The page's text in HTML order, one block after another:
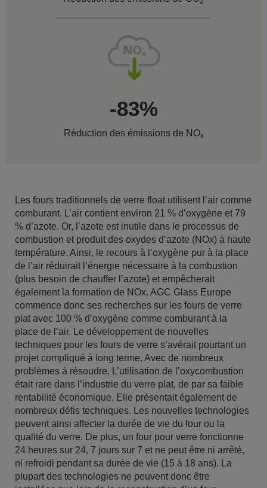
-83%
Réduction des émissions de NOx
Les fours traditionnels de verre float utilisent l’air comme
comburant. L’air contient environ 21 % d’oxygène et 79
% d’azote. Or, l’azote est inutile dans le processus de
combustion et produit des oxydes d’azote (NOx) à haute
température. Ainsi, le recours à l’oxygène pur à la place
de l’air réduirait l’énergie nécessaire à la combustion
(plus besoin de chauffer l’azote) et empêcherait
également la formation de NOx. AGC Glass Europe
commence donc ses recherches sur les fours de verre
plat avec 100 % d’oxygène comme comburant à la
place de l’air. Le développement de nouvelles
techniques pour les fours de verre s’avérait pourtant un
projet compliqué à long terme. Avec de nombreux
problèmes à résoudre. L’utilisation de l’oxycombustion
était rare dans l’industrie du verre plat, de par sa faible
rentabilité économique. Elle présentait également de
nombreux défis techniques. Les nouvelles technologies
peuvent ainsi affecter la durée de vie du four ou la
qualité du verre. De plus, un four pour verre fonctionne
24 heures sur 24, 7 jours sur 7 et ne peut être ni arrêté,
ni refroidi pendant sa durée de vie (15 à 18 ans). La
plupart des technologies ne peuvent donc être